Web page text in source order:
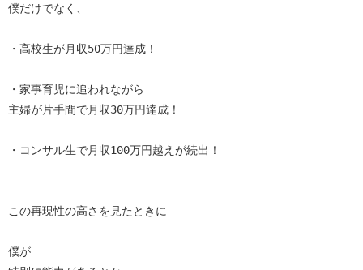
僕だけでなく、
・高校生が月収50万円達成！
・家事育児に追われながら
主婦が片手間で月収30万円達成！
・コンサル生で月収100万円越えが続出！
この再現性の高さを見たときに
僕が